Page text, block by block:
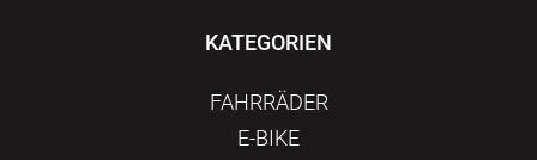
KATEGORIEN
FAHRRÄDER
E-BIKE